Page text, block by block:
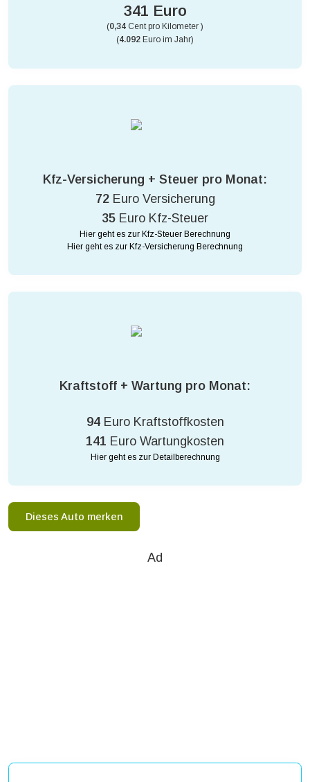
341 Euro
(0,34 Cent pro Kilometer )
(4.092 Euro im Jahr)
Kfz-Versicherung + Steuer pro Monat:
72 Euro Versicherung
35 Euro Kfz-Steuer
Hier geht es zur Kfz-Steuer Berechnung
Hier geht es zur Kfz-Versicherung Berechnung
Kraftstoff + Wartung pro Monat:
94 Euro Kraftstoffkosten
141 Euro Wartungkosten
Hier geht es zur Detailberechnung
Dieses Auto merken
Ad